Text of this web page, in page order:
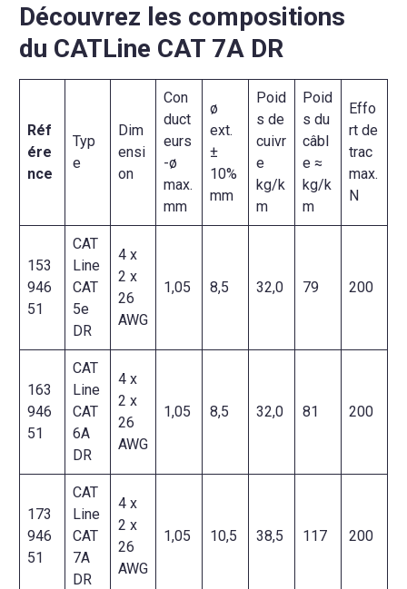
Découvrez les compositions
du CATLine CAT 7A DR
Réf
ére
nce
Typ
e
Dim
ensi
on
Con
duct
eurs
-ø
max.
mm
ø
ext.
±
10%
mm
Poid
s de
cuivr
e
kg/k
m
Poid
s du
câbl
e ≈
kg/k
m
Effo
rt de
trac
max.
N
153
946
51
CAT
Line
CAT
5e
DR
4 x
2 x
26
AWG
1,05 8,5 32,0 79 200
163
946
51
CAT
Line
CAT
6A
DR
4 x
2 x
26
AWG
1,05 8,5 32,0 81 200
173
946
51
CAT
Line
CAT
7A
DR
4 x
2 x
26
AWG
1,05 10,5 38,5 117 200